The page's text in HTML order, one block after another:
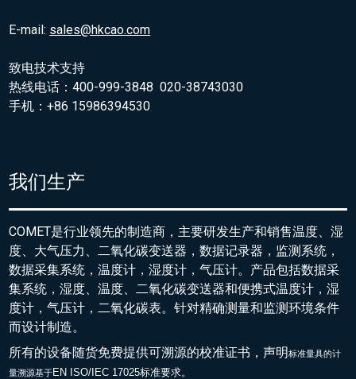
E-mail: sales@hkcao.com
致电技术支持
热线电话：400-999-3848 020-38743030
手机：+86 15986394530
我们生产
COMET是行业领先的制造商，主要研发生产和销售温度、湿
度、大气压力、二氧化碳变送器，数据记录器，监测系统，
数据采集系统，温度计，湿度计，气压计。产品包括数据采
集系统，湿度、温度、二氧化碳变送器和便携式温度计，湿
度计，气压计，二氧化碳表。针对精确测量和监测环境条件
而设计制造。
所有的设备随货免费提供可溯源的校准证书，声明标准量具的计
量溯源基于EN ISO/IEC 17025标准要求。